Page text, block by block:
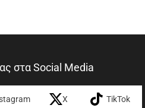
στα Social Media
X TikTok